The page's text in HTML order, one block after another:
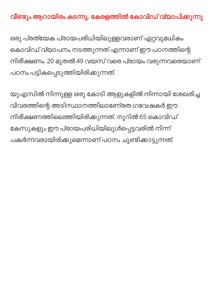
വീണ്ടും ആറായിരം കടന്നു, കേരളത്തിൽ കോവിഡ് വ്യാപിക്കുന്നു
ഒരു പ്രത്യേക പ്രായപരിധിയിലുള്ളവരാണ് ഏറ്റവുമധികം
കൊവിഡ് വ്യാപനം നടത്തുന്നത് എന്നാണ് ഈ പഠനത്തിന്റെ
നിരീക്ഷണം. 20 മുതല്‍ 49 വയസ് വരെ പ്രായം വരുന്നവരെയാണ്
പഠനം പട്ടികപ്പെടുത്തിയിരിക്കുന്നത്.
യുഎസില്‍ നിന്നുള്ള ഒരു കോടി ആളുകളില്‍ നിന്നായി ശേഖരിച്ച
വിവരത്തിന്റെ അടിസ്ഥാനത്തിലാണേ്രത ഗവേഷകര്‍ ഈ
നിരീക്ഷണത്തിലെത്തിയിരിക്കുന്നത്. നൂറില്‍ 65 കൊവിഡ്
കേസുകളും ഈ പ്രായപരിധിയിലുള്‍പ്പെട്ടവരില്‍ നിന്ന്
പകര്‍ന്നവരായിരിക്കുമെന്നാണ് പഠനം ചൂണ്ടിക്കാട്ടുന്നത്.